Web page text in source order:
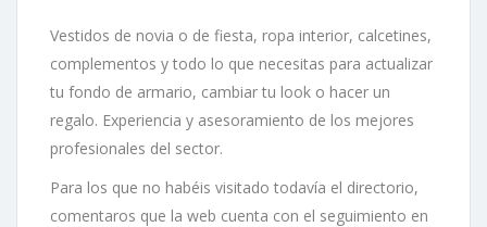
Vestidos de novia o de fiesta, ropa interior, calcetines,
complementos y todo lo que necesitas para actualizar
tu fondo de armario, cambiar tu look o hacer un
regalo. Experiencia y asesoramiento de los mejores
profesionales del sector.
Para los que no habéis visitado todavía el directorio,
comentaros que la web cuenta con el seguimiento en